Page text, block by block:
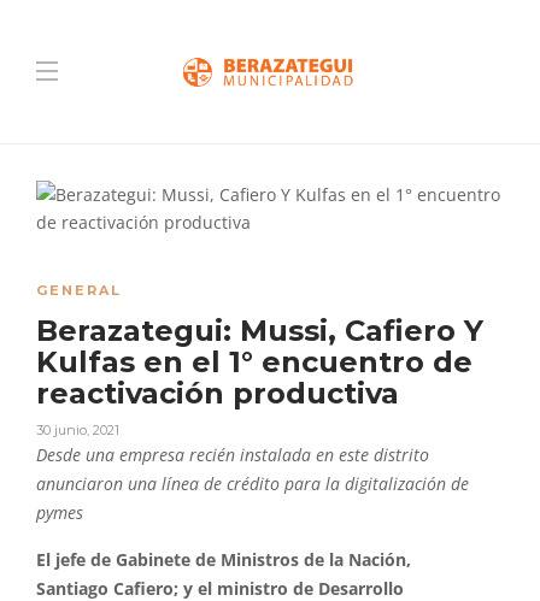
GENERAL
Berazategui: Mussi, Cafiero Y
Kulfas en el 1° encuentro de
reactivación productiva
30 junio, 2021
Desde una empresa recién instalada en este distrito
anunciaron una línea de crédito para la digitalización de
pymes
El jefe de Gabinete de Ministros de la Nación,
Santiago Cafiero; y el ministro de Desarrollo